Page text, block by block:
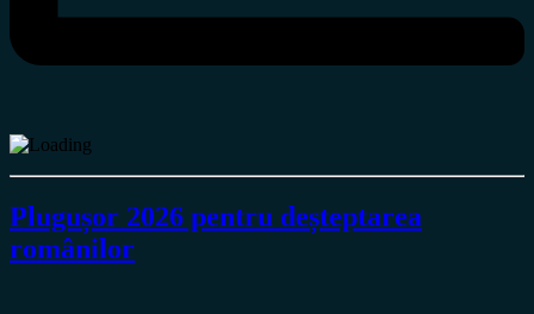
Plugușor 2026 pentru deșteptarea
românilor